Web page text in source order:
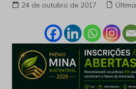
24 de outubro de 2017